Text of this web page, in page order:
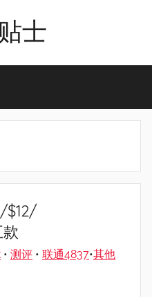
士
$12/
• 测评 • 联通4837•其他